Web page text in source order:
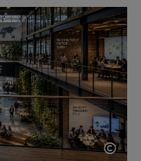
©